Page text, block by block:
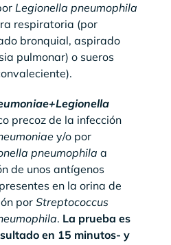
Legionella pneumophila
respiratoria (por
bronquial, aspirado
pulmonar) o sueros
precoz de la infección
y/o por
pneumophila a
de unos antígenos
en la orina de
por Streptococcus
. La prueba es
en 15 minutos- y